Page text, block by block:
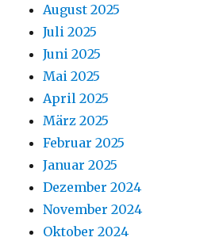
August 2025
Juli 2025
Juni 2025
Mai 2025
April 2025
März 2025
Februar 2025
Januar 2025
Dezember 2024
November 2024
Oktober 2024